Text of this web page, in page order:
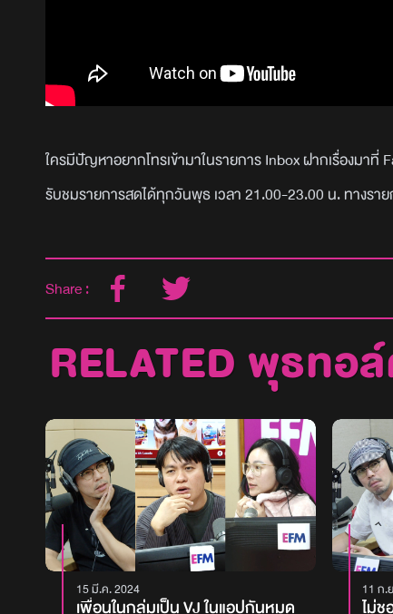
ใครมีปัญหาอยากโทรเข้ามาในรายการ Inbox ฝากเรื่องมาที่
รับชมรายการสดได้ทุกวันพุธ เวลา 21.00-23.00 น. ทางรา
Share :
RELATED พุธทอ
15 มี.ค. 2024
เพื่อนในกลุ่มเป็น VJ ในแอปกันหมด
11 ก.
ไม่ช